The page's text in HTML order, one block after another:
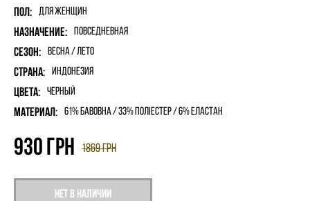
Пол: для женщин
Назначение: Повседневная
Сезон: Весна / Лето
Страна: Индонезия
Цвета: Черный
Материал: 61% бавовна / 33% поліестер / 6% еластан
Нет в наличии
1869грн
930 грн